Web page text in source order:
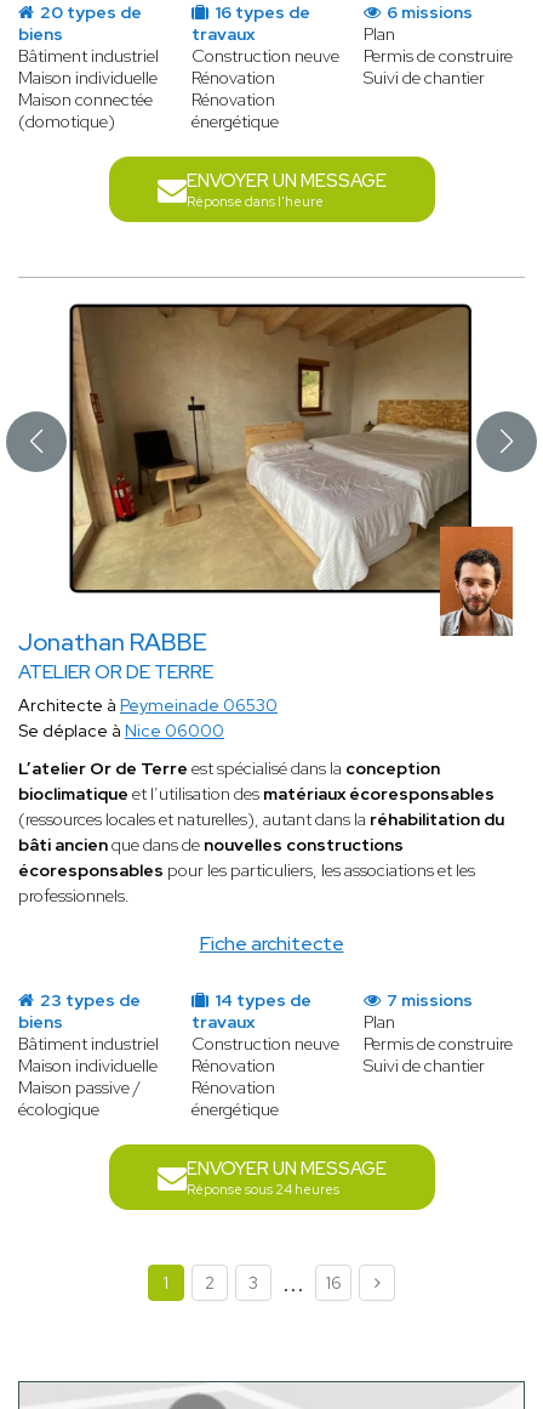
20 types de
biens
Bâtiment industriel
Maison individuelle
Maison connectée
(domotique)
16 types de
travaux
Construction neuve
Rénovation
Rénovation
énergétique
6 missions
Plan
Permis de construire
Suivi de chantier
ENVOYER UN MESSAGE
Réponse dans l'heure
Jonathan RABBE
ATELIER OR DE TERRE
Fiche architecte
Architecte à Peymeinade 06530
Se déplace à Nice 06000
L’atelier Or de Terre est spécialisé dans la conception
bioclimatique et l’utilisation des matériaux écoresponsables
(ressources locales et naturelles), autant dans la réhabilitation du
bâti ancienque dans de nouvelles constructions
écoresponsables pour les particuliers, les associations et les
professionnels.
23 types de
biens
Bâtiment industriel
Maison individuelle
Maison passive /
écologique
14 types de
travaux
Construction neuve
Rénovation
Rénovation
énergétique
7 missions
Plan
Permis de construire
Suivi de chantier
ENVOYER UN MESSAGE
Réponse sous 24 heures
1 2 3 ... 16